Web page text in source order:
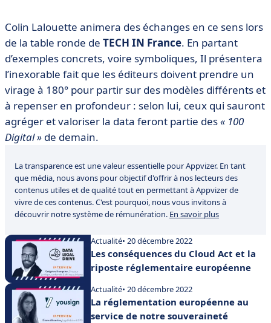
Colin Lalouette animera des échanges en ce sens lors
de la table ronde de TECH IN France. En partant
d’exemples concrets, voire symboliques, Il présentera
l’inexorable fait que les éditeurs doivent prendre un
virage à 180° pour partir sur des modèles différents et
à repenser en profondeur : selon lui, ceux qui sauront
agréger et valoriser la data feront partie des« 100
Digital » de demain.
La transparence est une valeur essentielle pour Appvizer. En tant
que média, nous avons pour objectif d'offrir à nos lecteurs des
contenus utiles et de qualité tout en permettant à Appvizer de
vivre de ces contenus. C'est pourquoi, nous vous invitons à
découvrir notre système de rémunération. En savoir plus
Actualité• 20 décembre 2022
Les conséquences du Cloud Act et la
riposte réglementaire européenne
Actualité• 20 décembre 2022
La réglementation européenne au
service de notre souveraineté